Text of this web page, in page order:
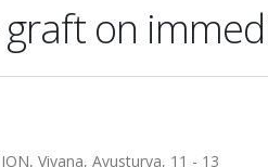
on
Viyana, Avusturya, 11 - 13